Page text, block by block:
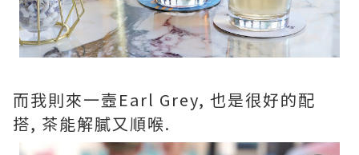
而我則來一壼Earl Grey, 也是很好的配
搭, 茶能解膩又順喉.